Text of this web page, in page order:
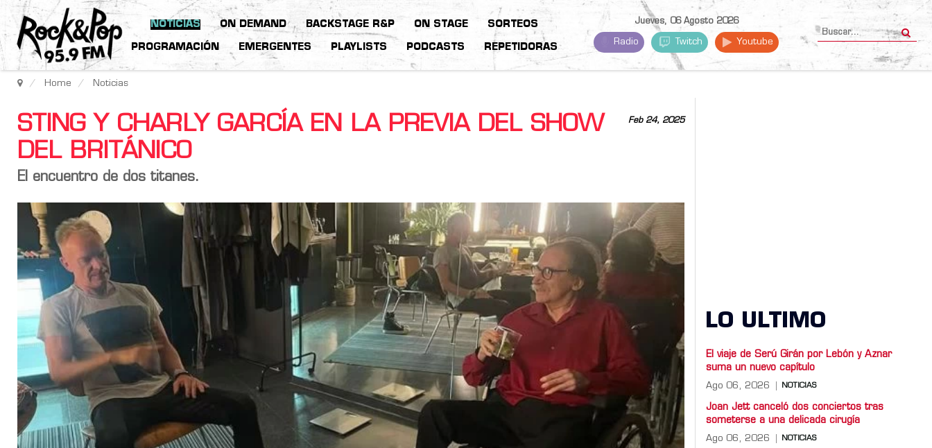
NOTICIAS ON DEMAND BACKSTAGE R&P ON STAGE SORTEOS
PROGRAMACIÓN EMERGENTES PLAYLISTS PODCASTS REPETIDORAS
Jueves, 06 Agosto 2026
Radio Twitch Youtube
Home Noticias
Feb 24, 2025
STING Y CHARLY GARCÍA EN LA PREVIA DEL SHOW
DEL BRITÁNICO
El encuentro de dos titanes.
LO ULTIMO
El viaje de Serú Girán por Lebón y Aznar
suma un nuevo capítulo
Ago 06, 2026 NOTICIAS
Joan Jett canceló dos conciertos tras
someterse a una delicada cirugía
Ago 06, 2026 NOTICIAS